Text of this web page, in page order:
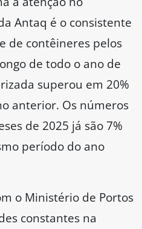
Antaq é o consistente
de contêineres pelos
de todo o ano de
superou em 20%
anterior. Os números
de 2025 já são 7%
período do ano
o Ministério de Portos
constantes na